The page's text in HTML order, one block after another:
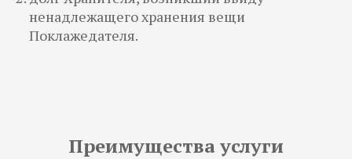
ненадлежащего хранения вещи
Поклажедателя.
Преимущества услуги